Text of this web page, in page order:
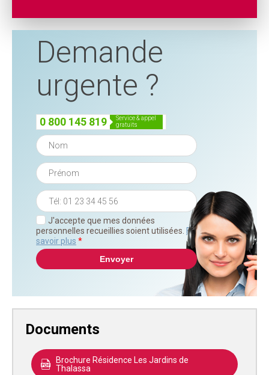
Demande
urgente ?
0 800 145 819
service & appel
gratuits
J'accepte que mes données
personnelles recueillies soient utilisées. En
savoir plus *
Documents
Brochure Résidence Les Jardins de
Thalassa